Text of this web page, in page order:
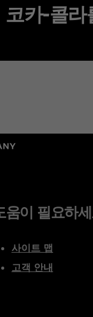
카-콜라
움이 필요하
사이트 맵
고객 안내